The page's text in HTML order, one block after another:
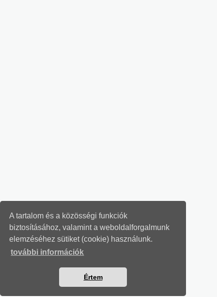
A tartalom és a közösségi funkciók
biztosításához, valamint a weboldalforgalmunk
elemzéséhez sütiket (cookie) használunk.
további információk
Értem